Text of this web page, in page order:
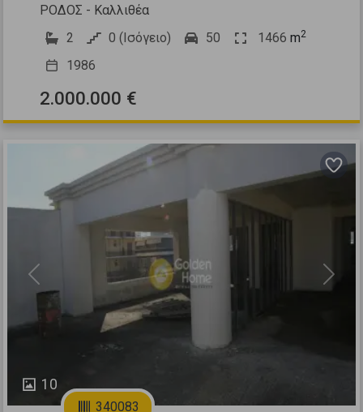
ΡΟΔΟΣ - Καλλιθέα
2
0 (Ισόγειο) 50 1466 m2
1986
2.000.000 €
10
Previous Next
340083